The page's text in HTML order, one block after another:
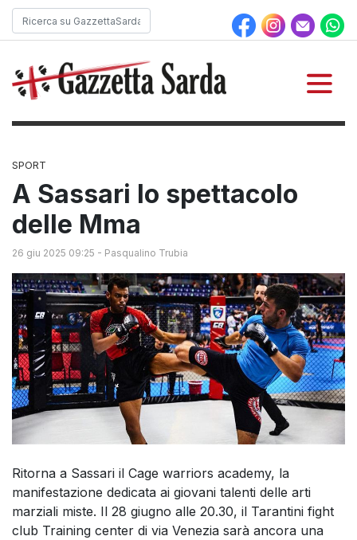
SPORT
A Sassari lo spettacolo
delle Mma
26 giu 2025 09:25 - Pasqualino Trubia
Ritorna a Sassari il Cage warriors academy, la
manifestazione dedicata ai giovani talenti delle arti
marziali miste. Il 28 giugno alle 20.30, il Tarantini fight
club Training center di via Venezia sarà ancora una